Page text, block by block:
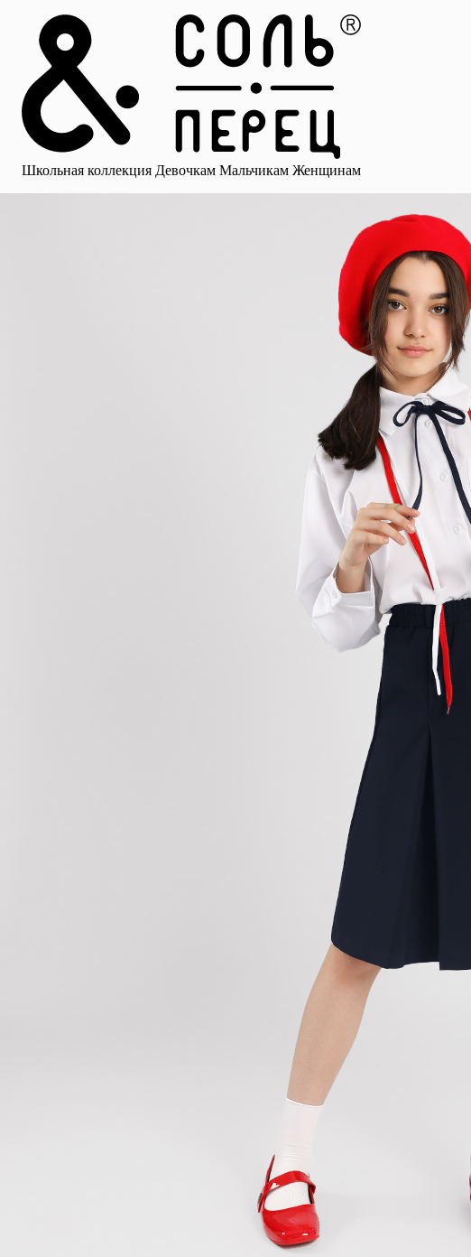
Школьная коллекция Девочкам Мальчикам Женщинам
Главная
Каталог
Избранное
Профиль
Корзина
Школьная коллекция
Мальчикам Женщинам
Брюки для мальчиков
для девочек Носки Рубашки Платья и сарафаны Юбки